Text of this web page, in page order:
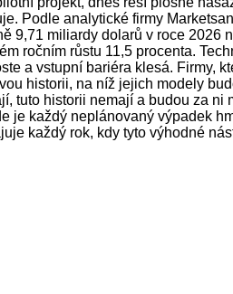
Podle analytické firmy
9,71 miliardy dolarů v roce 2026
ročním růstu 11,5 procenta.
a vstupní bariéra klesá. Firmy,
historii, na níž jejich modely
tuto historii nemají a budou za ni
je každý neplánovaný výpadek
každý rok, kdy tyto výhodné